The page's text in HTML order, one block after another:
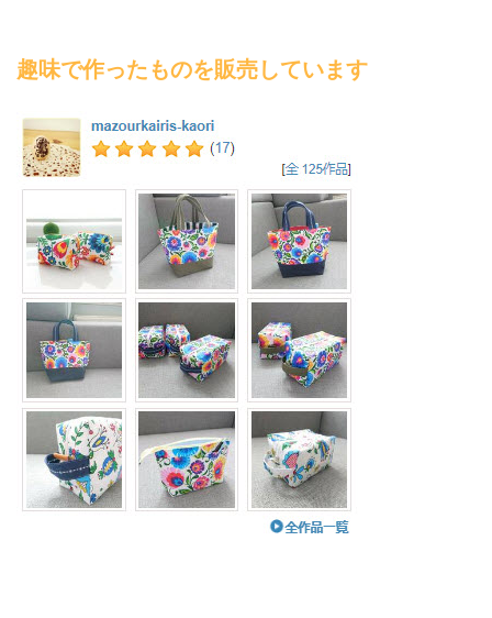
趣味で作ったものを販売しています